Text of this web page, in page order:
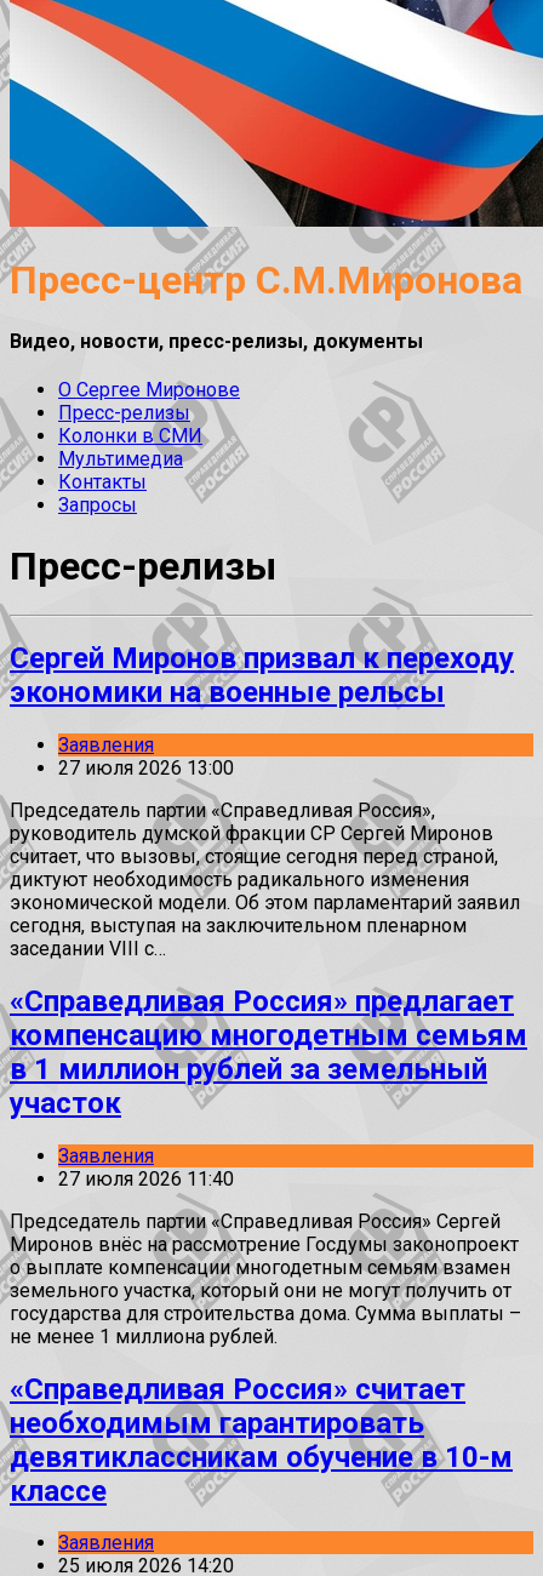
Пресс-центр С.М.Миронова
Видео, новости, пресс-релизы, документы
О Сергее Миронове
Пресс-релизы
Колонки в СМИ
Мультимедиа
Контакты
Запросы
Пресс-релизы
Сергей Миронов призвал к переходу
экономики на военные рельсы
Заявления
27 июля 2026 13:00
Председатель партии «Справедливая Россия»,
руководитель думской фракции СР Сергей Миронов
считает, что вызовы, стоящие сегодня перед страной,
диктуют необходимость радикального изменения
экономической модели. Об этом парламентарий заявил
сегодня, выступая на заключительном пленарном
заседании VIII с…
«Справедливая Россия» предлагает
компенсацию многодетным семьям
в 1 миллион рублей за земельный
участок
Заявления
27 июля 2026 11:40
Председатель партии «Справедливая Россия» Сергей
Миронов внёс на рассмотрение Госдумы законопроект
о выплате компенсации многодетным семьям взамен
земельного участка, который они не могут получить от
государства для строительства дома. Сумма выплаты –
не менее 1 миллиона рублей.
«Справедливая Россия» считает
необходимым гарантировать
девятиклассникам обучение в 10-м
классе
Заявления
25 июля 2026 14:20